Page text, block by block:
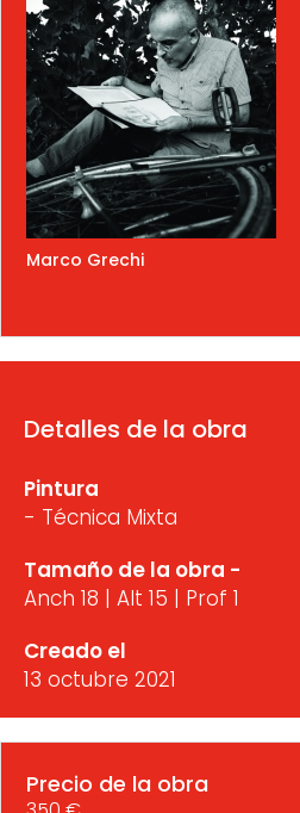
Marco Grechi
Detalles de la obra
Pintura
- Técnica Mixta
Tamaño de la obra -
Anch 18 | Alt 15 | Prof 1
Creado el
13 octubre 2021
Precio de la obra